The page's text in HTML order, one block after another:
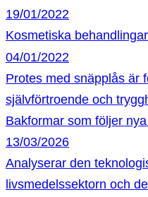
19/01/2022
Kosmetiska
04/01/2022
Protes med snäpplås är
självförtroende och
Bakformar som följer
13/03/2026
Analyserar den
livsmedelssektorn och